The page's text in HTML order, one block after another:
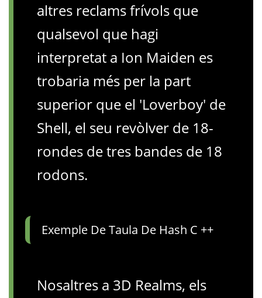
altres reclams frívols que
qualsevol que hagi
interpretat a Ion Maiden es
trobaria més per la part
superior que el 'Loverboy' de
Shell, el seu revòlver de 18-
rondes de tres bandes de 18
rodons.
Exemple De Taula De Hash C ++
Nosaltres a 3D Realms, els